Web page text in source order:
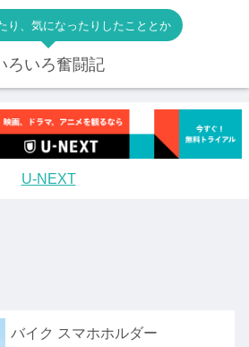
り、気になったりしたこととか
ろいろ奮闘記
U-NEXT
バイク スマホホルダー